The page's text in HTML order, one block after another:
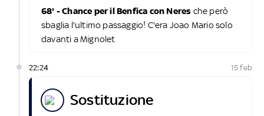
68' - Chance per il Benfica con Neres che però
sbaglia l'ultimo passaggio! C'era Joao Mario solo
davanti a Mignolet
22:24 15 feb
sostituzione